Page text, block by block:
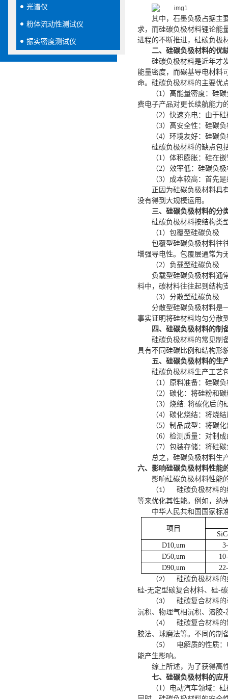
光谱仪
粉体流动性测试仪
振实密度测试仪
其中，石墨负极占据主
求， 而硅碳负极材料锂论能
进程的不断推进，硅碳负极
二、硅碳负极材料的优
硅碳负极材料是近年才
能量密度，而碳基导电材料
命。硅碳负极材料的主要优
（1） 高能量密度：硅碳
费电子产品对更长续航能力
（2） 快速充电：由于
（3） 高安全性：硅碳
（4） 环境友好：硅碳
硅碳负极材料的缺点包
（1） 体积膨胀：硅在
（2） 效率低：硅碳负
（3）成本较高：首先
正因为硅碳负极材料具
没有得到大规模运用。
三、硅碳负极材料的分
硅碳负极材料按结构类
（1） 包覆型硅碳负极
包覆型硅碳负极材料往
增强导电性。包覆层通常为
（2） 负载型硅碳负极
负载型硅碳负极材料通
料中，碳材料往往起到结构
（3）分散型硅碳负极
分散型硅碳负极材料是
事实证明将硅材料均匀分散
四、硅碳负极材料的制
硅碳负极材料的常见制
具有不同硅碳比例和结构形
五、硅碳负极材料的生
硅碳负极材料生产工艺
（1） 原料准备： 硅碳
（2）碳化： 将硅粉和碳
（3） 烧结: 将碳化后的
（4）碳化烧结： 将烧
（5） 制品成型 ： 将碳化
（6） 检测质量： 对制
（7） 包装存储： 将硅碳
总之，硅碳负极材料生
六、影响硅碳负极材料性能
影响硅碳负极材料性能
（1）
硅碳负极材料
等来优化其性能。例如，纳
中华人民共和国国家标
项目
D10,um
D50,um
D90,um
（2）
硅碳负极材料
硅-无定型碳复合材料、硅-
（3）
硅碳复合材料
沉积、物理气相沉积、溶胶-
（4）
硅碳复合材料
胶法、球磨法等。不同的制
（5）
电解质的性质
能产生影响。
综上所述，为了获得高
七、 硅碳负极材料的应
（1） 电动汽车领域：硅